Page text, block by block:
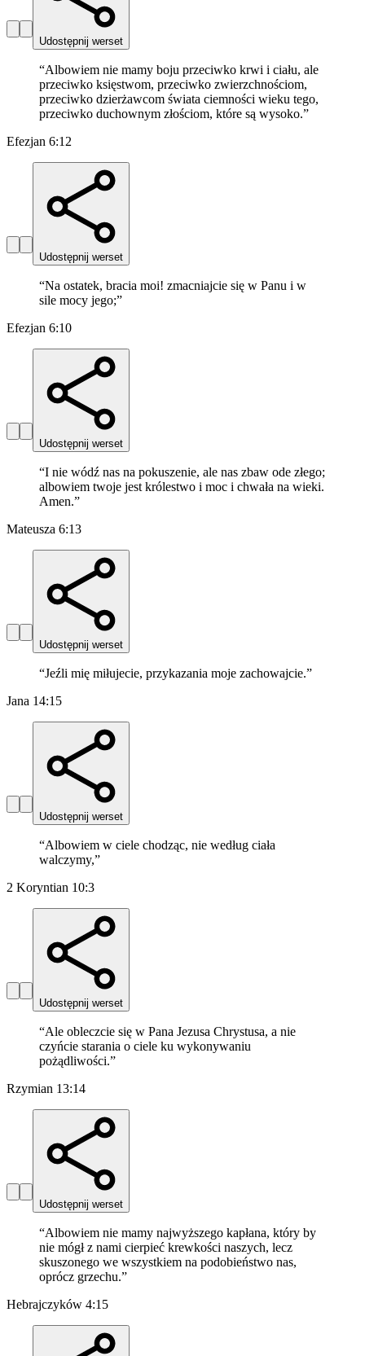
Udostępnij werset
“Albowiem nie mamy boju przeciwko krwi i ciału, ale
przeciwko księstwom, przeciwko zwierzchnościom,
przeciwko dzierżawcom świata ciemności wieku tego,
przeciwko duchownym złościom, które są wysoko.”
Efezjan 6:12
Udostępnij werset
“Na ostatek, bracia moi! zmacniajcie się w Panu i w
sile mocy jego;”
Efezjan 6:10
Udostępnij werset
“I nie wódź nas na pokuszenie, ale nas zbaw ode złego;
albowiem twoje jest królestwo i moc i chwała na wieki.
Amen.”
Mateusza 6:13
Udostępnij werset
“Jeźli mię miłujecie, przykazania moje zachowajcie.”
Jana 14:15
Udostępnij werset
“Albowiem w ciele chodząc, nie według ciała
walczymy,”
2 Koryntian 10:3
Udostępnij werset
“Ale obleczcie się w Pana Jezusa Chrystusa, a nie
czyńcie starania o ciele ku wykonywaniu
pożądliwości.”
Rzymian 13:14
Udostępnij werset
“Albowiem nie mamy najwyższego kapłana, który by
nie mógł z nami cierpieć krewkości naszych, lecz
skuszonego we wszystkiem na podobieństwo nas,
oprócz grzechu.”
Hebrajczyków 4:15